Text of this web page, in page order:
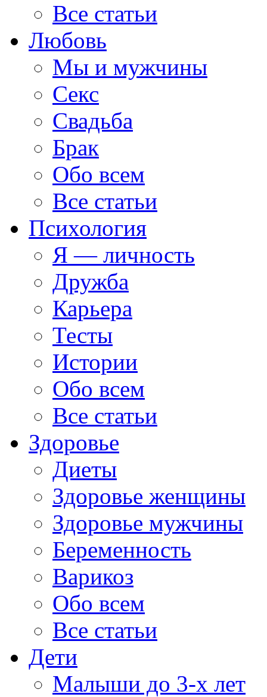
Все статьи
Любовь
Мы и мужчины
Секс
Свадьба
Брак
Обо всем
Все статьи
Психология
Я — личность
Дружба
Карьера
Тесты
Истории
Обо всем
Все статьи
Здоровье
Диеты
Здоровье женщины
Здоровье мужчины
Беременность
Варикоз
Обо всем
Все статьи
Дети
Малыши до 3-х лет